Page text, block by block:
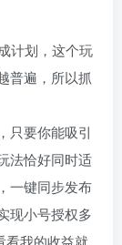
计划，这个玩
普遍，所以抓
只要你能吸引
法恰好同时适
一键同步发布
现小号授权多
看我的收益就